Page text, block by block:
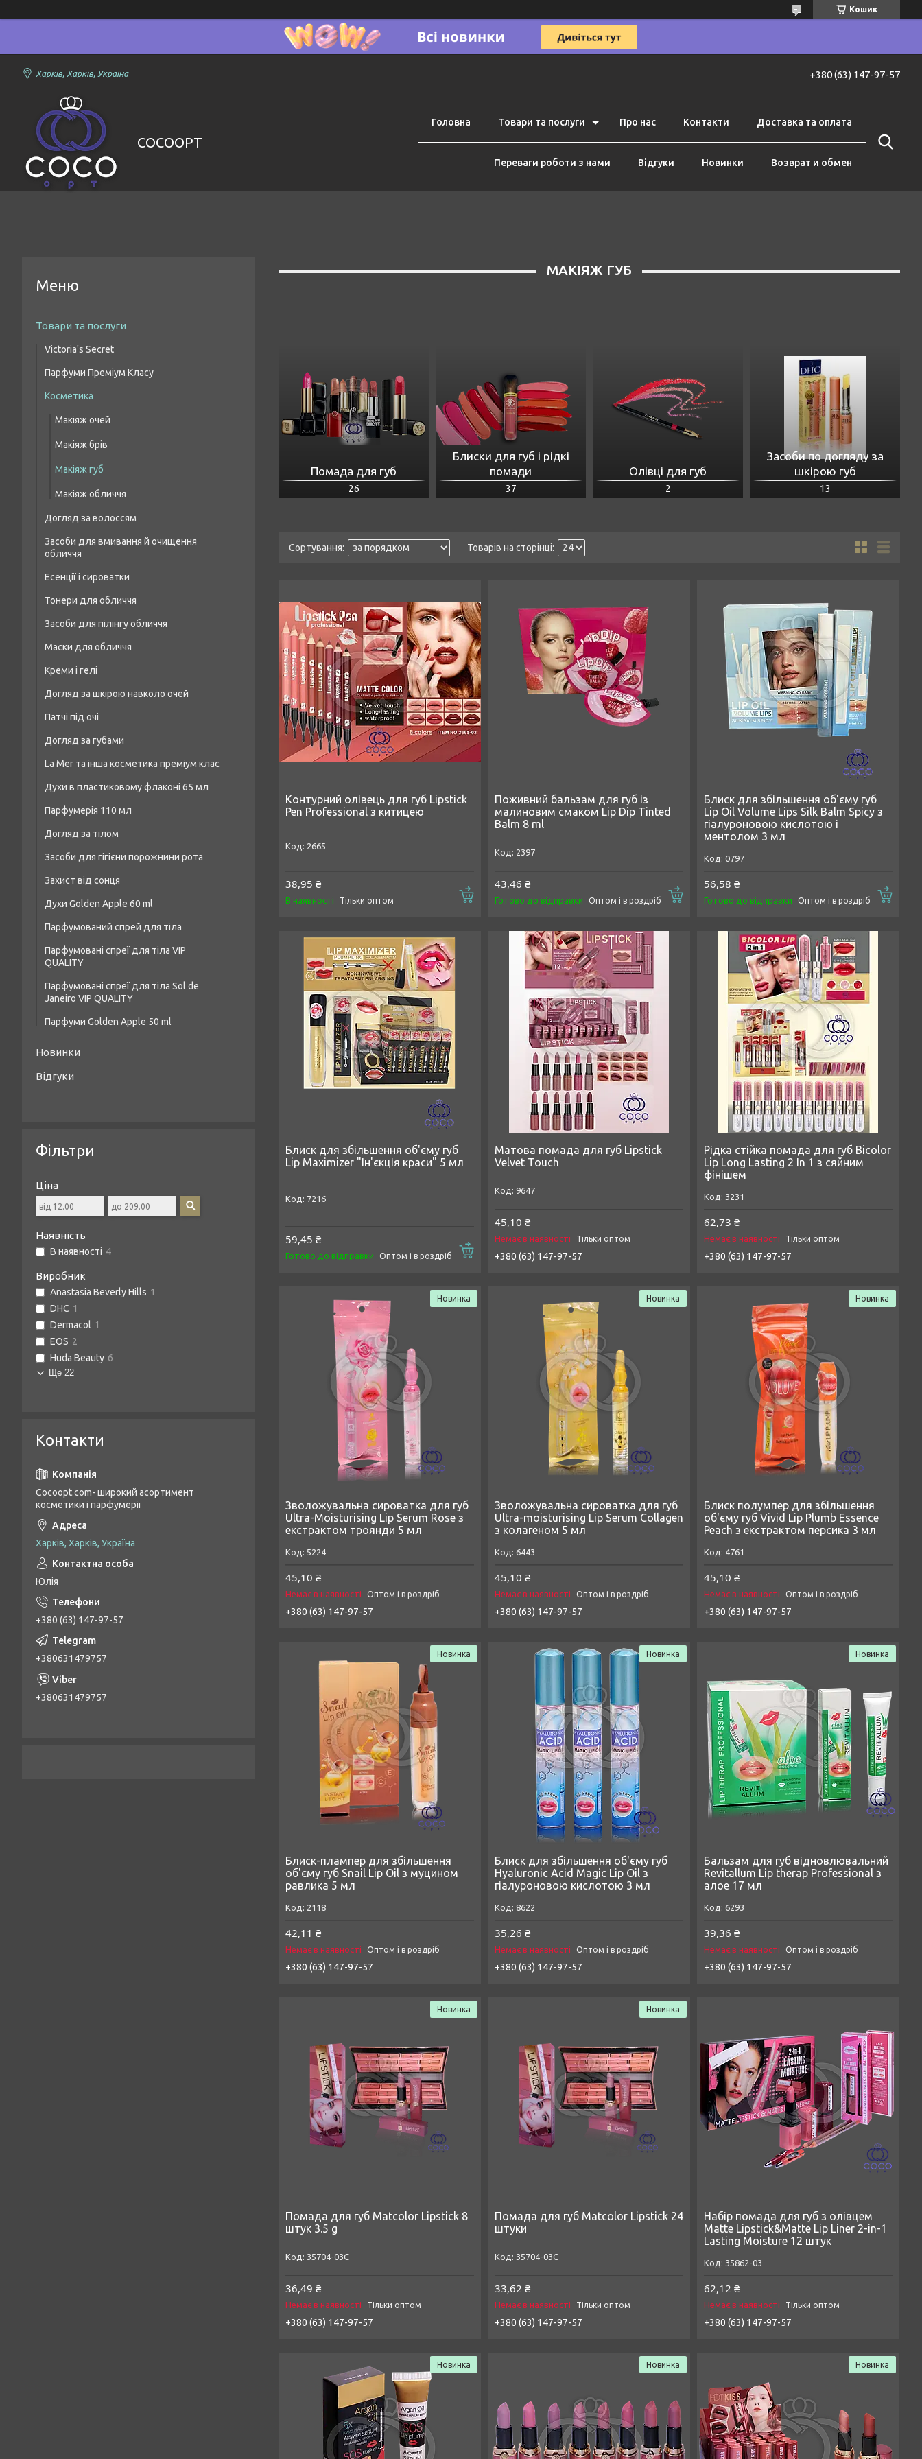
Кошик
Харків, Харків, Україна +380 (63) 147-97-57
COCOOPT
Головна Товари та послуги Про нас Контакти Доставка та оплата
Переваги роботи з нами Відгуки Новинки Возврат и обмен
МАКІЯЖ ГУБ
Помада для губ
26
Блиски для губ і рідкі
помади
37
Олівці для губ
2
Засоби по догляду за
шкірою губ
13
Контурний олівець для губ Lipstick
Pen Professional з китицею
2665
38,95 ₴
В наявності Тільки оптом Купити
Поживний бальзам для губ із
малиновим смаком Lip Dip Tinted
Balm 8 ml
2397
43,46 ₴
Готово до відправки Оптом і в роздріб Купити
Блиск для збільшення об'єму губ
Lip Oil Volume Lips Silk Balm Spicy з
гіалуроновою кислотою і
ментолом 3 мл
0797
56,58 ₴
Готово до відправки Оптом і в роздріб
Блиск для збільшення об'єму губ
Lip Maximizer "Ін'єкція краси" 5 мл
7216
59,45 ₴
Готово до відправки Оптом і в роздріб Купити
Матова помада для губ Lipstick
Velvet Touch
9647
45,10 ₴
Немає в наявності Тільки оптом
+380 (63) 147-97-57
Рідка стійка помада для губ Bicolor
Lip Long Lasting 2 In 1 з сяйним
фінішем
3231
62,73 ₴
Немає в наявності Тільки оптом
+380 (63) 147-97-57
Новинка
Зволожувальна сироватка для губ
Ultra-Moisturising Lip Serum Rose з
екстрактом троянди 5 мл
5224
45,10 ₴
Немає в наявності Оптом і в роздріб
+380 (63) 147-97-57
Новинка
Зволожувальна сироватка для губ
Ultra-moisturising Lip Serum Collagen
з колагеном 5 мл
6443
45,10 ₴
Немає в наявності Оптом і в роздріб
+380 (63) 147-97-57
Новинка
Блиск полумпер для збільшення
об'єму губ Vivid Lip Plumb Essence
Peach з екстрактом персика 3 мл
4761
45,10 ₴
Немає в наявності Оптом і в роздріб
+380 (63) 147-97-57
Новинка
Блиск-плампер для збільшення
об'єму губ Snail Lip Oil з муцином
равлика 5 мл
2118
42,11 ₴
Немає в наявності Оптом і в роздріб
+380 (63) 147-97-57
Новинка
Блиск для збільшення об'єму губ
Hyaluronic Acid Magic Lip Oil з
гіалуроновою кислотою 3 мл
8622
35,26 ₴
Немає в наявності Оптом і в роздріб
+380 (63) 147-97-57
Новинка
Бальзам для губ відновлювальний
Revitallum Lip therap Professional з
алое 17 мл
6293
39,36 ₴
Немає в наявності Оптом і в роздріб
+380 (63) 147-97-57
Новинка
Помада для губ Matcolor Lipstick 8
штук 3.5 g
35704-03C
36,49 ₴
Немає в наявності Тільки оптом
+380 (63) 147-97-57
Новинка
Помада для губ Matcolor Lipstick 24
штуки
35704-03C
33,62 ₴
Немає в наявності Тільки оптом
+380 (63) 147-97-57
Набір помада для губ з олівцем
Matte Lipstick&Matte Lip Liner 2-in-1
Lasting Moisture 12 штук
35862-03
62,12 ₴
Немає в наявності Тільки оптом
+380 (63) 147-97-57
Новинка Новинка Новинка
Товари та послуги
Victoria's Secret
Парфумовані набори
Парфумований спрей для тіла
Парфуми Преміум Класу
Жіночі парфуми преміум класу
Чоловіча парфумована вода преміум
Косметика
Макіяж очей
Макіяж брів
Макіяж губ
Макіяж обличчя
Догляд за волоссям
Шампуні для волосся
голови
Маски для волосся
Масло для волосся
Засоби для вмивання й очищення
обличчя
Есенції і сироватки
Тонери для обличчя
Засоби для пілінгу обличчя
Маски для обличчя
Креми і гелі
Догляд за шкірою навколо очей
Патчі під очі
Догляд за губами
La Mer та інша косметика преміум клас
Духи в пластиковому флаконі 65 мл
Чоловічі парфуми аналог 65 мл
Жіночі парфуми аналог 65 мл
Унісекс-парфуми аналог 65 мл
Парфумерія 110 мл
Чоловіча парфумерія 110 мл
Парфумерія унісекс 110 мл
Жіноча парфумерія 110 мл
Догляд за тілом
Засоби для душу та ванни
Креми та лосьйони для тіла
Засоби для пілінгу тіла
Дезодоранти
Засоби для догляду за шкірою рук
Засоби для гігієни порожнини рота
Захист від сонця
Духи Golden Apple 60 ml
Жіночі парфуми Golden Apple 60 ml
Чоловічі парфуми Golden Apple 60 ml
Парфумований спрей для тіла
Парфумовані спреї для тіла VIP
QUALITY
Парфумовані спреї для тіла Sol de
Janeiro VIP QUALITY
Парфуми Golden Apple 50 ml
Новинки
Відгуки
Фільтри
Ціна
Наявність
В наявності 4
Виробник
Anastasia Beverly Hills 1
DHC 1
Dermacol 1
EOS 2
Huda Beauty 6
Ще 22
Контакти
Cocoopt.com- широкий асортимент
косметики і парфумерії
Харків, Харків, Україна
Юлія
+380 (63) 147-97-57
+380631479757
+380631479757